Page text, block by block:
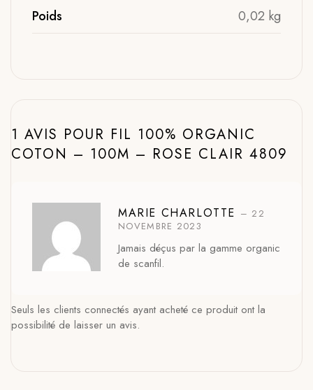
Poids 0,02 kg
1 AVIS POUR FIL 100% ORGANIC
COTON – 100M – ROSE CLAIR 4809
MARIE CHARLOTTE – 22
NOVEMBRE 2023
Jamais déçus par la gamme organic
de scanfil.
Seuls les clients connectés ayant acheté ce produit ont la
possibilité de laisser un avis.